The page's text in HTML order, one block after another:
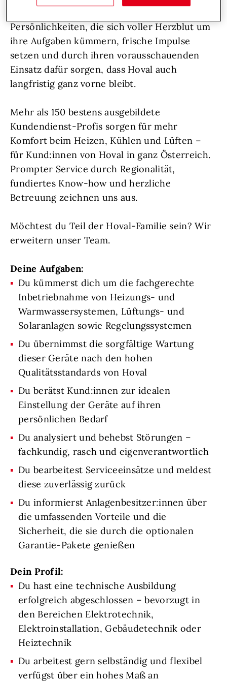
Persönlichkeiten, die sich voller Herzblut um
ihre Aufgaben kümmern, frische Impulse
setzen und durch ihren vorausschauenden
Einsatz dafür sorgen, dass Hoval auch
langfristig ganz vorne bleibt.
Mehr als 150 bestens ausgebildete
Kundendienst-Profis sorgen für mehr
Komfort beim Heizen, Kühlen und Lüften –
für Kund:innen von Hoval in ganz Österreich.
Prompter Service durch Regionalität,
fundiertes Know-how und herzliche
Betreuung zeichnen uns aus.
Möchtest du Teil der Hoval-Familie sein? Wir
erweitern unser Team.
Deine Aufgaben:
Du kümmerst dich um die fachgerechte
Inbetriebnahme von Heizungs- und
Warmwassersystemen, Lüftungs- und
Solaranlagen sowie Regelungssystemen
Du übernimmst die sorgfältige Wartung
dieser Geräte nach den hohen
Qualitätsstandards von Hoval
Du berätst Kund:innen zur idealen
Einstellung der Geräte auf ihren
persönlichen Bedarf
Du analysiert und behebst Störungen –
fachkundig, rasch und eigenverantwortlich
Du bearbeitest Serviceeinsätze und meldest
diese zuverlässig zurück
Du informierst Anlagenbesitzer:innen über
die umfassenden Vorteile und die
Sicherheit, die sie durch die optionalen
Garantie-Pakete genießen
Dein Profil:
Du hast eine technische Ausbildung
erfolgreich abgeschlossen – bevorzugt in
den Bereichen Elektrotechnik,
Elektroinstallation, Gebäudetechnik oder
Heiztechnik
Du arbeitest gern selbständig und flexibel
verfügst über ein hohes Maß an